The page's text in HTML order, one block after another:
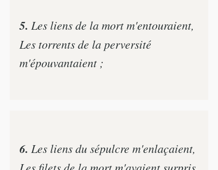
5. Les liens de la mort m'entouraient,
Les torrents de la perversité
m'épouvantaient ;
6. Les liens du sépulcre m'enlaçaient,
Les filets de la mort m'avaient surpris.